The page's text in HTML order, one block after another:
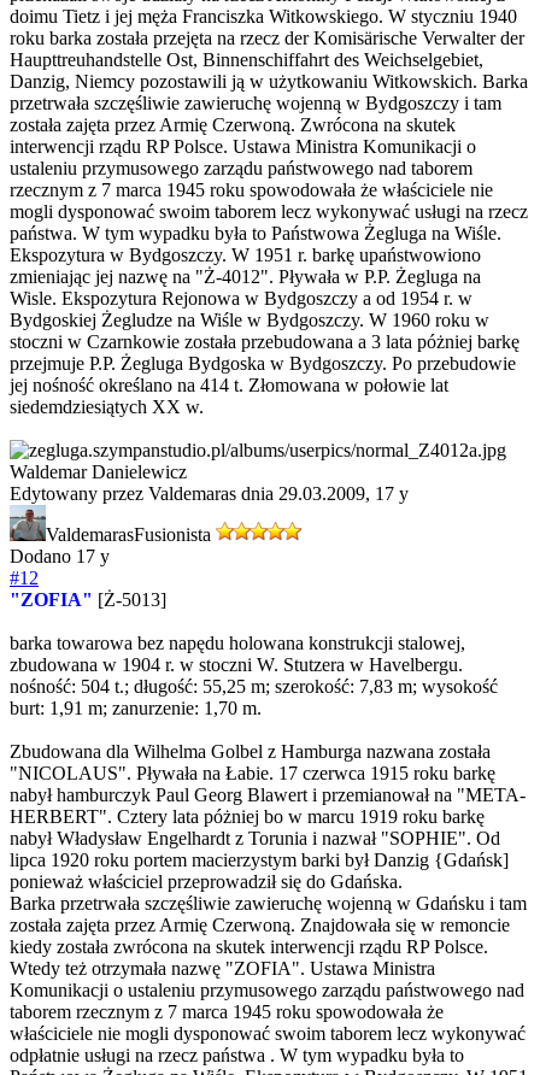
doimu Tietz i jej męża Franciszka Witkowskiego. W styczniu 1940
roku barka została przejęta na rzecz der Komisärische Verwalter der
Haupttreuhandstelle Ost, Binnenschiffahrt des Weichselgebiet,
Danzig, Niemcy pozostawili ją w użytkowaniu Witkowskich. Barka
przetrwała szczęśliwie zawieruchę wojenną w Bydgoszczy i tam
została zajęta przez Armię Czerwoną. Zwrócona na skutek
interwencji rządu RP Polsce. Ustawa Ministra Komunikacji o
ustaleniu przymusowego zarządu państwowego nad taborem
rzecznym z 7 marca 1945 roku spowodowała że właściciele nie
mogli dysponować swoim taborem lecz wykonywać usługi na rzecz
państwa. W tym wypadku była to Państwowa Żegluga na Wiśle.
Ekspozytura w Bydgoszczy. W 1951 r. barkę upaństwowiono
zmieniając jej nazwę na "Ż-4012". Pływała w P.P. Żegluga na
Wisle. Ekspozytura Rejonowa w Bydgoszczy a od 1954 r. w
Bydgoskiej Żegludze na Wiśle w Bydgoszczy. W 1960 roku w
stoczni w Czarnkowie została przebudowana a 3 lata póżniej barkę
przejmuje P.P. Żegluga Bydgoska w Bydgoszczy. Po przebudowie
jej nośność określano na 414 t. Złomowana w połowie lat
siedemdziesiątych XX w.
Waldemar Danielewicz
Edytowany przez Valdemaras dnia 29.03.2009, 17 y
ValdemarasFusionista
Dodano 17 y
#12
"ZOFIA" [Ż-5013]
barka towarowa bez napędu holowana konstrukcji stalowej,
zbudowana w 1904 r. w stoczni W. Stutzera w Havelbergu.
nośność: 504 t.; długość: 55,25 m; szerokość: 7,83 m; wysokość
burt: 1,91 m; zanurzenie: 1,70 m.
Zbudowana dla Wilhelma Golbel z Hamburga nazwana została
"NICOLAUS". Pływała na Łabie. 17 czerwca 1915 roku barkę
nabył hamburczyk Paul Georg Blawert i przemianował na "META-
HERBERT". Cztery lata póżniej bo w marcu 1919 roku barkę
nabył Władysław Engelhardt z Torunia i nazwał "SOPHIE". Od
lipca 1920 roku portem macierzystym barki był Danzig {Gdańsk]
ponieważ właściciel przeprowadził się do Gdańska.
Barka przetrwała szczęśliwie zawieruchę wojenną w Gdańsku i tam
została zajęta przez Armię Czerwoną. Znajdowała się w remoncie
kiedy została zwrócona na skutek interwencji rządu RP Polsce.
Wtedy też otrzymała nazwę "ZOFIA". Ustawa Ministra
Komunikacji o ustaleniu przymusowego zarządu państwowego nad
taborem rzecznym z 7 marca 1945 roku spowodowała że
właściciele nie mogli dysponować swoim taborem lecz wykonywać
odpłatnie usługi na rzecz państwa . W tym wypadku była to